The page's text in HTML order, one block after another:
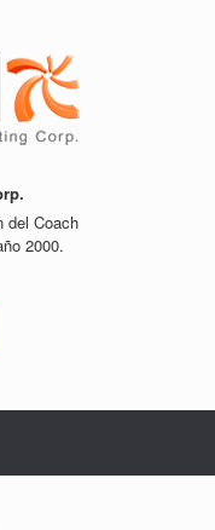
del Coach
2000.